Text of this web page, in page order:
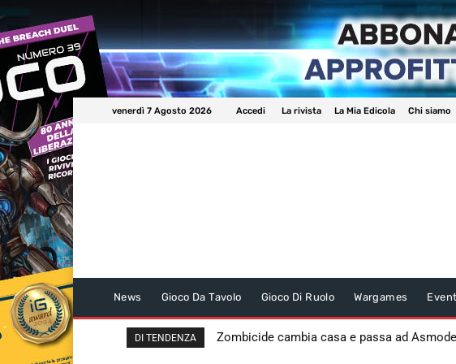
venerdì 7 Agosto 2026 Accedi La rivista La Mia Edicola Chi siamo
News Gioco Da Tavolo Gioco Di Ruolo Wargames
DI TENDENZA Zombicide cambia casa e passa ad